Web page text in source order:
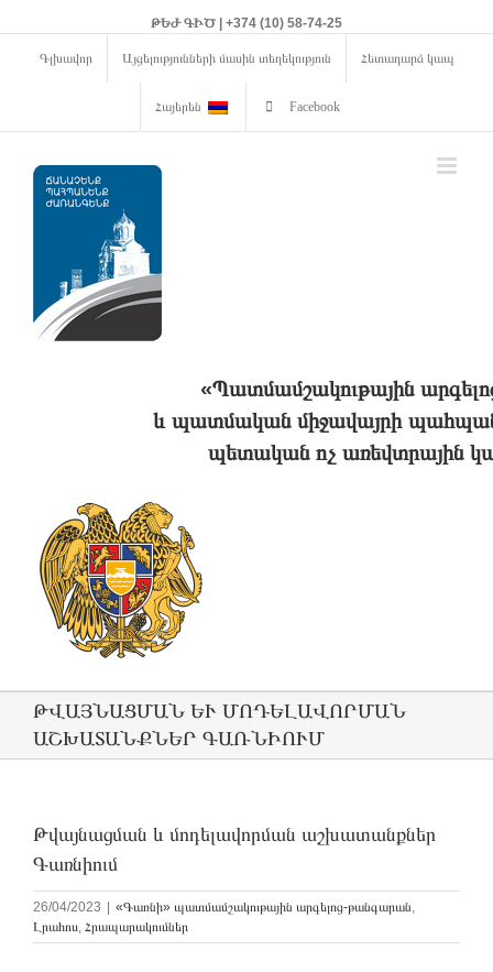
ԹԵԺ ԳԻԾ | +374 (10) 58-74-25
Գլխավոր Այցելությունների մասին տեղեկություն Հետադարձ կապ
Հայերեն Facebook
«Պատմամշակութային
և պատմական միջավայրի
պետական ոչ առեվտրային
ԹՎԱՅՆԱՑՄԱՆ ԵՒ ՄՈԴԵԼԱՎՈՐՄԱՆ Ա
ՇԽԱՏԱՆՔՆԵՐ ԳԱՌՆԻՈՒՄ
Թվայնացման և մոդելավորման աշխատանքներ
Գառնիում
26/04/2023 «Գառնի» պատմամշակութային արգելոց-թանգարան,
Լրահոս, Հրապարակումներ